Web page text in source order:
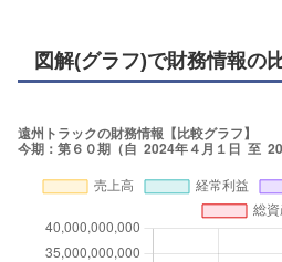
図解(グラフ)で財務情報の